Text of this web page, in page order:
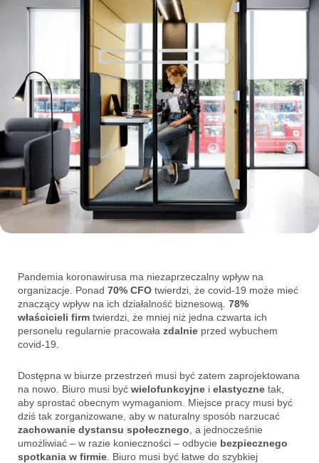
Pandemia koronawirusa ma niezaprzeczalny wpływ na
organizacje. Ponad 70% CFO twierdzi, że covid-19 może mieć
znaczący wpływ na ich działalność biznesową. 78%
właścicieli firm twierdzi, że mniej niż jedna czwarta ich
personelu regularnie pracowała zdalnie przed wybuchem
covid-19.
Dostępna w biurze przestrzeń musi być zatem zaprojektowana
na nowo. Biuro musi być wielofunkcyjne i elastyczne tak,
aby sprostać obecnym wymaganiom. Miejsce pracy musi być
dziś tak zorganizowane, aby w naturalny sposób narzucać
zachowanie dystansu społecznego , a jednocześnie
umożliwiać – w razie konieczności – odbycie bezpiecznego
spotkania w firmie . Biuro musi być łatwe do szybkiej